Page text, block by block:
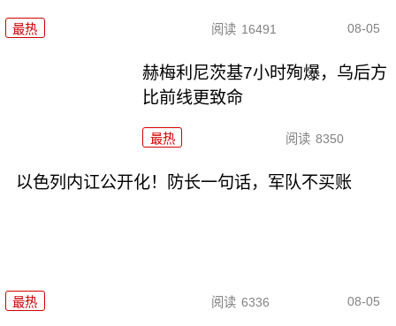
最热 阅读 16491 08-05
赫梅利尼茨基7小时殉爆，乌后方
比前线更致命
最热 阅读 8350
以色列内讧公开化！防长一句话，军队不买账
最热 阅读 6336 08-05